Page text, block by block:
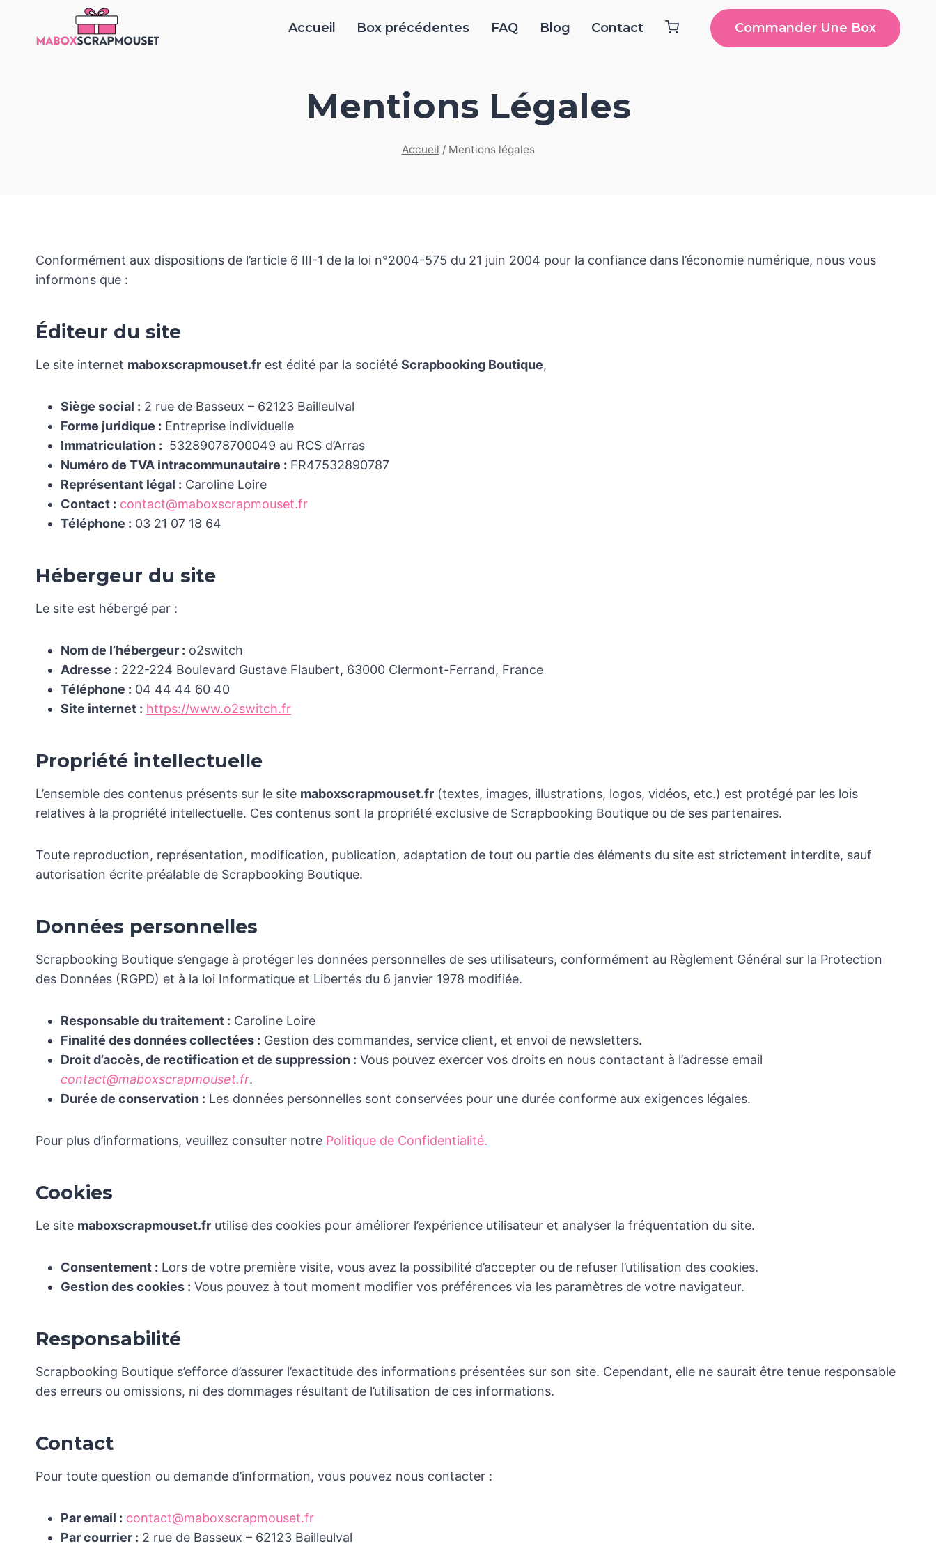
contenu
Accueil Box précédentes FAQ Blog Contact Commander Une Box
Mentions Légales
Accueil / Mentions légales
Conformément aux dispositions de l’article 6 III-1 de la loi n°2004-575 du 21 juin 2004 pour la confiance dans l’économie numérique, nous vous
informons que :
Éditeur du site
Le site internet maboxscrapmouset.fr est édité par la société Scrapbooking Boutique,
Siège social : 2 rue de Basseux – 62123 Bailleulval
Forme juridique : Entreprise individuelle
Immatriculation : 53289078700049 au RCS d’Arras
Numéro de TVA intracommunautaire : FR47532890787
Représentant légal : Caroline Loire
Contact : contact@maboxscrapmouset.fr
Téléphone : 03 21 07 18 64
Hébergeur du site
Le site est hébergé par :
Nom de l’hébergeur : o2switch
Adresse : 222-224 Boulevard Gustave Flaubert, 63000 Clermont-Ferrand, France
Téléphone : 04 44 44 60 40
Site internet : https://www.o2switch.fr
Propriété intellectuelle
L’ensemble des contenus présents sur le site maboxscrapmouset.fr (textes, images, illustrations, logos, vidéos, etc.) est protégé par les lois
relatives à la propriété intellectuelle. Ces contenus sont la propriété exclusive de Scrapbooking Boutique ou de ses partenaires.
Toute reproduction, représentation, modification, publication, adaptation de tout ou partie des éléments du site est strictement interdite, sauf
autorisation écrite préalable de Scrapbooking Boutique.
Données personnelles
Scrapbooking Boutique s’engage à protéger les données personnelles de ses utilisateurs, conformément au Règlement Général sur la Protection
des Données (RGPD) et à la loi Informatique et Libertés du 6 janvier 1978 modifiée.
Responsable du traitement : Caroline Loire
Finalité des données collectées : Gestion des commandes, service client, et envoi de newsletters.
Droit d’accès, de rectification et de suppression : Vous pouvez exercer vos droits en nous contactant à l’adresse email
contact@maboxscrapmouset.fr.
Durée de conservation : Les données personnelles sont conservées pour une durée conforme aux exigences légales.
Pour plus d’informations, veuillez consulter notre Politique de Confidentialité.
Cookies
Le site maboxscrapmouset.fr utilise des cookies pour améliorer l’expérience utilisateur et analyser la fréquentation du site.
Consentement : Lors de votre première visite, vous avez la possibilité d’accepter ou de refuser l’utilisation des cookies.
Gestion des cookies : Vous pouvez à tout moment modifier vos préférences via les paramètres de votre navigateur.
Responsabilité
Scrapbooking Boutique s’efforce d’assurer l’exactitude des informations présentées sur son site. Cependant, elle ne saurait être tenue responsable
des erreurs ou omissions, ni des dommages résultant de l’utilisation de ces informations.
Contact
Pour toute question ou demande d’information, vous pouvez nous contacter :
Par email : contact@maboxscrapmouset.fr
Par courrier : 2 rue de Basseux – 62123 Bailleulval